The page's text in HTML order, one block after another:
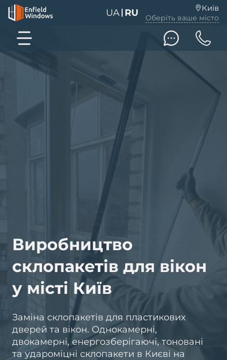
UA RU Київ
Оберіть ваше місто
Виробництво
склопакетів для вікон
у місті Київ
Заміна склопакетів для пластикових
дверей та вікон. Однокамерні,
двокамерні, енергозберігаючі, тоновані
та удароміцні склопакети в Києві на